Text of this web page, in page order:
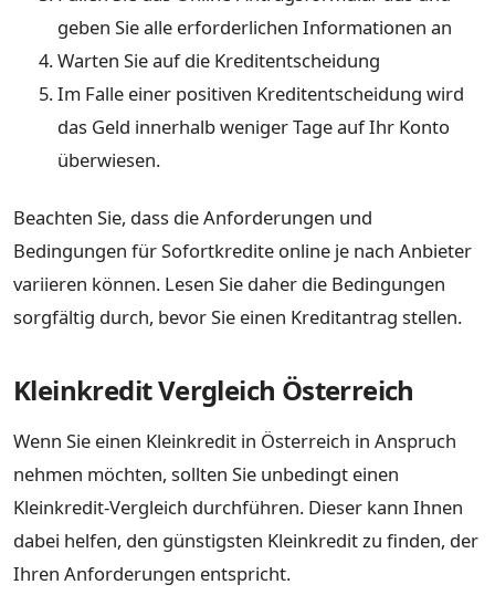
geben Sie alle erforderlichen Informationen an
Warten Sie auf die Kreditentscheidung
Im Falle einer positiven Kreditentscheidung wird
das Geld innerhalb weniger Tage auf Ihr Konto
überwiesen.
Beachten Sie, dass die Anforderungen und
Bedingungen für Sofortkredite online je nach Anbieter
variieren können. Lesen Sie daher die Bedingungen
sorgfältig durch, bevor Sie einen Kreditantrag stellen.
Kleinkredit Vergleich Österreich
Wenn Sie einen Kleinkredit in Österreich in Anspruch
nehmen möchten, sollten Sie unbedingt einen
Kleinkredit-Vergleich durchführen. Dieser kann Ihnen
dabei helfen, den günstigsten Kleinkredit zu finden, der
Ihren Anforderungen entspricht.